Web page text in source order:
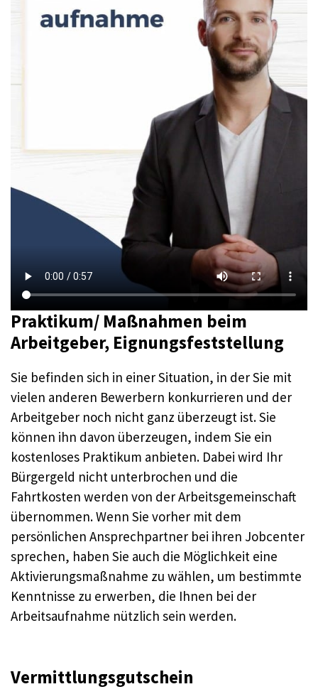
Praktikum/ Maßnahmen beim
Arbeitgeber, Eignungsfeststellung
Sie befinden sich in einer Situation, in der Sie mit
vielen anderen Bewerbern konkurrieren und der
Arbeitgeber noch nicht ganz überzeugt ist. Sie
können ihn davon überzeugen, indem Sie ein
kostenloses Praktikum anbieten. Dabei wird Ihr
Bürgergeld nicht unterbrochen und die
Fahrtkosten werden von der Arbeitsgemeinschaft
übernommen. Wenn Sie vorher mit dem
persönlichen Ansprechpartner bei ihren Jobcenter
sprechen, haben Sie auch die Möglichkeit eine
Aktivierungsmaßnahme zu wählen, um bestimmte
Kenntnisse zu erwerben, die Ihnen bei der
Arbeitsaufnahme nützlich sein werden.
Vermittlungsgutschein